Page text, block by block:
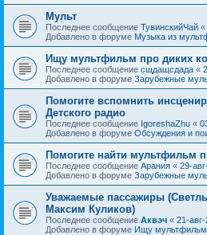
Мульт
Последнее сообщение ТувинскийЧай «
Добавлено в форуме Музыка из
Ищу мультфильм про диких
Последнее сообщение сщдащсдада «
Добавлено в форуме Зарубежные
Помогите вспомнить
Детского радио
Последнее сообщение IgoreshaZhu «
Добавлено в форуме Обсуждения и
Помогите найти мультфильм
Последнее сообщение Арания « 29-
Добавлено в форуме Зарубежные
Уважаемые пассажиры
Максим Куликов)
Последнее сообщение Аквэч « 21-
Добавлено в форуме Ищу